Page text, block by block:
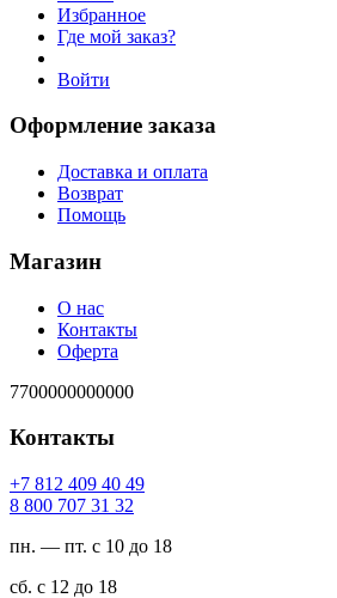
Избранное
Где мой заказ?
Войти
Оформление заказа
Доставка и оплата
Возврат
Помощь
Магазин
О нас
Контакты
Оферта
7700000000000
Контакты
94 04 904 218 7+
23 13 707 008 8
пн. — пт. с 10 до 18
сб. с 12 до 18